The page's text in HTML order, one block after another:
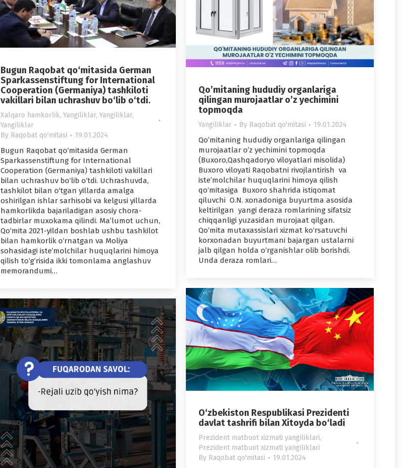
Bugun Raqobat qo‘mitasida German
Sparkassenstiftung for International
Cooperation (Germaniya) tashkiloti
vakillari bilan uchrashuv bo‘lib o‘tdi.
Xalqaro hamkorlik, Yangiliklar, Yangiliklar,
Yangiliklar
By Raqobat qo'mitasi 19.01.2024
Bugun Raqobat qo‘mitasida German
Sparkassenstiftung for International
Cooperation (Germaniya) tashkiloti vakillari
bilan uchrashuv bo‘lib o‘tdi. Uchrashuvda,
tashkilot bilan o‘tgan yillarda amalga
oshirilgan ishlar sarhisobi va kelgusi yillarda
hamkorlikda bajariladigan asosiy chora-
tadbirlar muxokama qilindi. Maʼlumot uchun,
Qo‘mita 2021-yildan boshlab ushbu tashkilot
bilan hamkorlik o‘rnatgan va Moliya
sohasidagi isteʼmolchilar huquqlarini himoya
qilish to‘g‘risida ikki tomonlama anglashuv
memorandumi…
Qo’mitaning hududiy organlariga
qilingan murojaatlar o’z yechimini
topmoqda
Yangiliklar By Raqobat qo'mitasi 19.01.2024
Qo’mitaning hududiy organlariga qilingan
murojaatlar o’z yechimini topmoqda
(Buxoro,Qashqadoryo viloyatlari misolida)
Buxoro viloyati Raqobatni rivojlantirish va
iste’molchilar huquqlarini himoya qilish
qo‘mitasiga Buxoro shahrida istiqomat
qiluvchi O.N. xonadoniga buyurtma asosida
keltirilgan yangi deraza romlarining sifatsiz
chiqqanligi yuzasidan murojaat qilgan.
Qo‘mita mutaxassislari xizmat ko‘rsatuvchi
korxonadan buyurtmani bajargan ustalarni
jalb qilgan holda o‘rganishlar olib borishdi.
Unda deraza romlari…
O‘zbekiston Respublikasi Prezidenti
davlat tashrifi bilan Xitoyda bo‘ladi
Prezident matbuot xizmati yangiliklari,
Prezident matbuot xizmati yangiliklari
By Raqobat qo'mitasi 19.01.2024